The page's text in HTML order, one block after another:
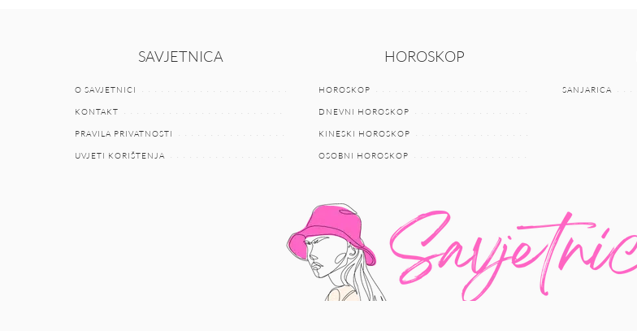
SAVJETNICA
O SAVJETNICI
KONTAKT
PRAVILA PRIVATNOSTI
UVJETI KORIŠTENJA
HOROSKOP
HOROSKOP
DNEVNI HOROSKOP
KINESKI HOROSKOP
OSOBNI HOROSKOP
SANJARICA